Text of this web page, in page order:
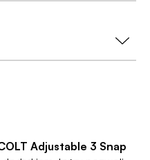
sięneutralny nadawca,
zwrócimy Ci
199 zł
jesy niezwykle
Adjustable 3 Snap